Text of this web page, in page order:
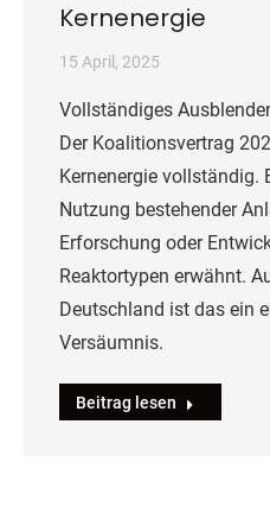
Kernenergie
15 April, 2025
Vollständiges
Der Koalitionsvertrag
Kernenergie vollständig.
Nutzung bestehender
Erforschung oder
Reaktortypen erwähnt.
Deutschland ist das ein
Versäumnis.
Beitrag lesen